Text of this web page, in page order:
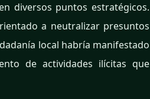
en diversos puntos estratégicos.
a neutralizar presuntos
local habría manifestado
de actividades ilícitas que